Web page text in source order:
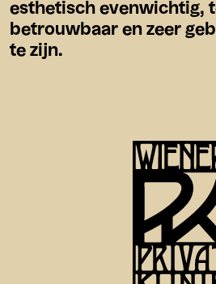
esthetisch evenwichtig,
betrouwbaar en zeer
te zijn.